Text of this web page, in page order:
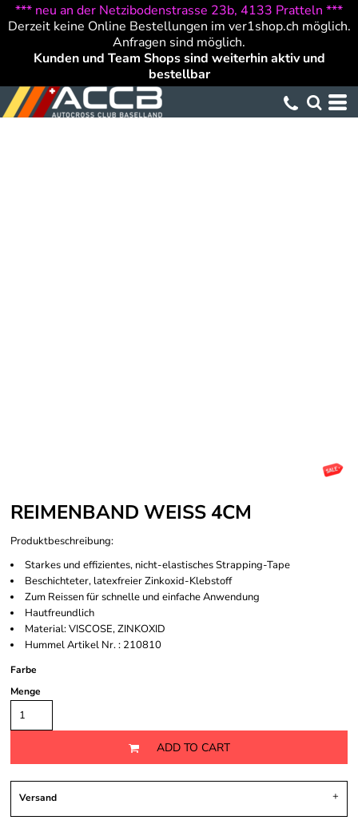
*** neu an der Netzibodenstrasse 23b, 4133 Pratteln ***
Derzeit keine Online Bestellungen im ver1shop.ch möglich.
Anfragen sind möglich.
Kunden und Team Shops sind weiterhin aktiv und
bestellbar
REIMENBAND WEISS 4CM
Produktbeschreibung:
Starkes und effizientes, nicht-elastisches Strapping-Tape
Beschichteter, latexfreier Zinkoxid-Klebstoff
Zum Reissen für schnelle und einfache Anwendung
Hautfreundlich
Material: VISCOSE, ZINKOXID
Hummel Artikel Nr. : 210810
Farbe
Menge
ADD TO CART
Versand